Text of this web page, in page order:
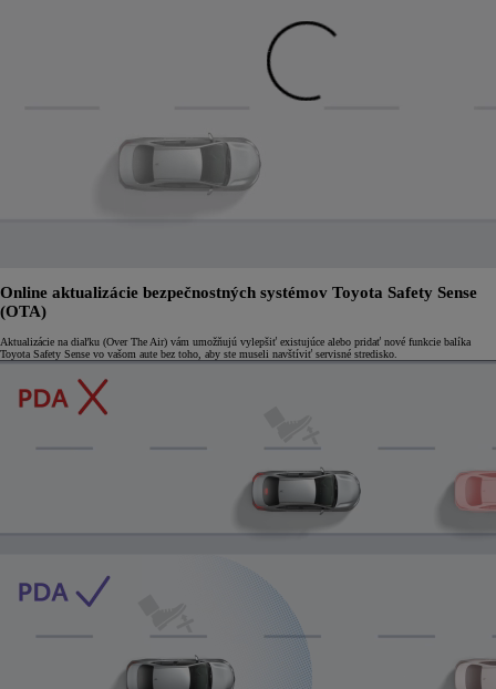
Online aktualizácie bezpečnostných systémov Toyota Safety Sense
(OTA)
Aktualizácie na diaľku (Over The Air) vám umožňujú vylepšiť existujúce alebo pridať nové funkcie balíka
Toyota Safety Sense vo vašom aute bez toho, aby ste museli navštíviť servisné stredisko.